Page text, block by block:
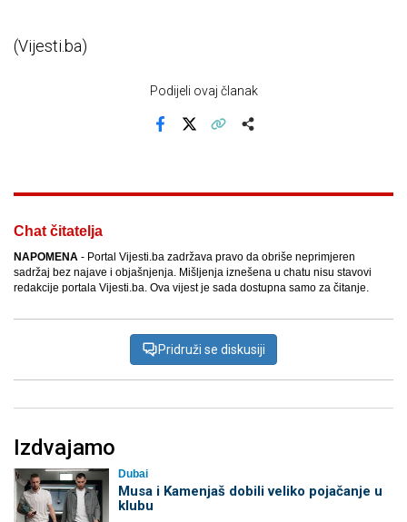
(Vijesti.ba)
Podijeli ovaj članak
Chat čitatelja
NAPOMENA - Portal Vijesti.ba zadržava pravo da obriše neprimjeren
sadržaj bez najave i objašnjenja. Mišljenja iznešena u chatu nisu stavovi
redakcije portala Vijesti.ba. Ova vijest je sada dostupna samo za čitanje.
Pridruži se diskusiji
Izdvajamo
Dubai
Musa i Kamenjaš dobili veliko pojačanje u
klubu